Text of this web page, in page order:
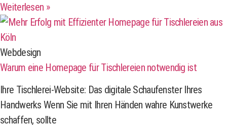
Weiterlesen »
Webdesign
Warum eine Homepage für Tischlereien notwendig ist
Ihre Tischlerei-Website: Das digitale Schaufenster Ihres
Handwerks Wenn Sie mit Ihren Händen wahre Kunstwerke
schaffen, sollte